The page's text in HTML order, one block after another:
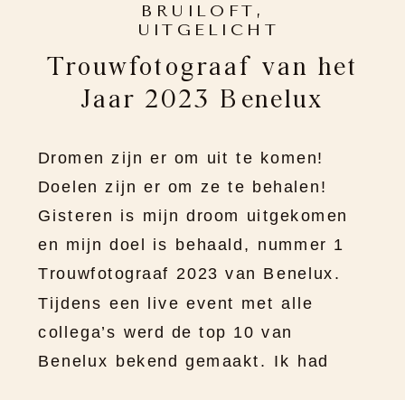
Dromen zijn er om uit te komen!
Doelen zijn er om ze te behalen!
Gisteren is mijn droom uitgekomen
en mijn doel is behaald, nummer 1
Trouwfotograaf 2023 van Benelux.
Tijdens een live event met alle
collega’s werd de top 10 van
Benelux bekend gemaakt. Ik had
Trouwfotograaf van het
Jaar 2023 Benelux
BRUILOFT ,
UITGELICHT